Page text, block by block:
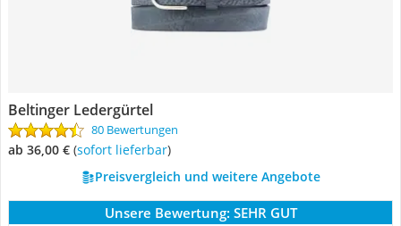
Beltinger Ledergürtel
80 Bewertungen
ab 36,00 € ( Sofort lieferbar)
Preisvergleich und weitere Angebote
Unsere Bewertung: SEHR GUT